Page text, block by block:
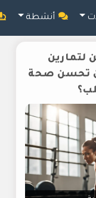
أنشطة
لتمارين
تحسن صحة